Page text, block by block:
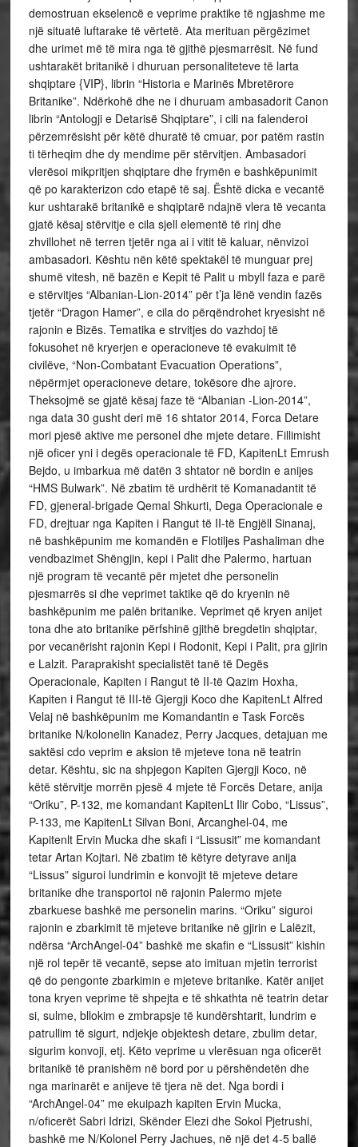
demostruan ekselencë e veprime praktike të ngjashme me
një situatë luftarake të vërtetë. Ata merituan përgëzimet
dhe urimet më të mira nga të gjithë pjesmarrësit. Në fund
ushtarakët britanikë i dhuruan personaliteteve të larta
shqiptare {VIP}, librin “Historia e Marinës Mbretërore
Britanike”. Ndërkohë dhe ne i dhuruam ambasadorit Canon
librin “Antologji e Detarisë Shqiptare”, i cili na falenderoi
përzemrësisht për këtë dhuratë të cmuar, por patëm rastin
ti tërheqim dhe dy mendime për stërvitjen. Ambasadori
vlerësoi mikpritjen shqiptare dhe frymën e bashkëpunimit
që po karakterizon cdo etapë të saj. Është dicka e vecantë
kur ushtarakë britanikë e shqiptarë ndajnë vlera të vecanta
gjatë kësaj stërvitje e cila sjell elementë të rinj dhe
zhvillohet në terren tjetër nga ai i vitit të kaluar, nënvizoi
ambasadori. Kështu nën këtë spektakël të munguar prej
shumë vitesh, në bazën e Kepit të Palit u mbyll faza e parë
e stërvitjes “Albanian-Lion-2014” për t’ja lënë vendin fazës
tjetër “Dragon Hamer”, e cila do përqëndrohet kryesisht në
rajonin e Bizës. Tematika e strvitjes do vazhdoj të
fokusohet në kryerjen e operacioneve të evakuimit të
civilëve, “Non-Combatant Evacuation Operations”,
nëpërmjet operacioneve detare, tokësore dhe ajrore.
Theksojmë se gjatë kësaj faze të “Albanian -Lion-2014”,
nga data 30 gusht deri më 16 shtator 2014, Forca Detare
mori pjesë aktive me personel dhe mjete detare. Fillimisht
një oficer yni i degës operacionale të FD, KapitenLt Emrush
Bejdo, u imbarkua më datën 3 shtator në bordin e anijes
“HMS Bulwark”. Në zbatim të urdhërit të Komanadantit të
FD, gjeneral-brigade Qemal Shkurti, Dega Operacionale e
FD, drejtuar nga Kapiten i Rangut të II-të Engjëll Sinanaj,
në bashkëpunim me komandën e Flotiljes Pashaliman dhe
vendbazimet Shëngjin, kepi i Palit dhe Palermo, hartuan
një program të vecantë për mjetet dhe personelin
pjesmarrës si dhe veprimet taktike që do kryenin në
bashkëpunim me palën britanike. Veprimet që kryen anijet
tona dhe ato britanike përfshinë gjithë bregdetin shqiptar,
por vecanërisht rajonin Kepi i Rodonit, Kepi i Palit, pra gjirin
e Lalzit. Paraprakisht specialistët tanë të Degës
Operacionale, Kapiten i Rangut të II-të Qazim Hoxha,
Kapiten i Rangut të III-të Gjergji Koco dhe KapitenLt Alfred
Velaj në bashkëpunim me Komandantin e Task Forcës
britanike N/kolonelin Kanadez, Perry Jacques, detajuan me
saktësi cdo veprim e aksion të mjeteve tona në teatrin
detar. Kështu, sic na shpjegon Kapiten Gjergji Koco, në
këtë stërvitje morrën pjesë 4 mjete të Forcës Detare, anija
“Oriku”, P-132, me komandant KapitenLt Ilir Cobo, “Lissus”,
P-133, me KapitenLt Silvan Boni, Arcanghel-04, me
Kapitenlt Ervin Mucka dhe skafi i “Lissusit” me komandant
tetar Artan Kojtari. Në zbatim të këtyre detyrave anija
“Lissus” siguroi lundrimin e konvojit të mjeteve detare
britanike dhe transportoi në rajonin Palermo mjete
zbarkuese bashkë me personelin marins. “Oriku” siguroi
rajonin e zbarkimit të mjeteve britanike në gjirin e Lalëzit,
ndërsa “ArchAngel-04” bashkë me skafin e “Lissusit” kishin
një rol tepër të vecantë, sepse ato imituan mjetin terrorist
që do pengonte zbarkimin e mjeteve britanike. Katër anijet
tona kryen veprime të shpejta e të shkathta në teatrin detar
si, sulme, bllokim e zmbrapsje të kundërshtarit, lundrim e
patrullim të sigurt, ndjekje objektesh detare, zbulim detar,
sigurim konvoji, etj. Këto veprime u vlerësuan nga oficerët
britanikë të pranishëm në bord por u përshëndetën dhe
nga marinarët e anijeve të tjera në det. Nga bordi i
“ArchAngel-04” me ekuipazh kapiten Ervin Mucka,
n/oficerët Sabri Idrizi, Skënder Elezi dhe Sokol Pjetrushi,
bashkë me N/Kolonel Perry Jachues, në një det 4-5 ballë